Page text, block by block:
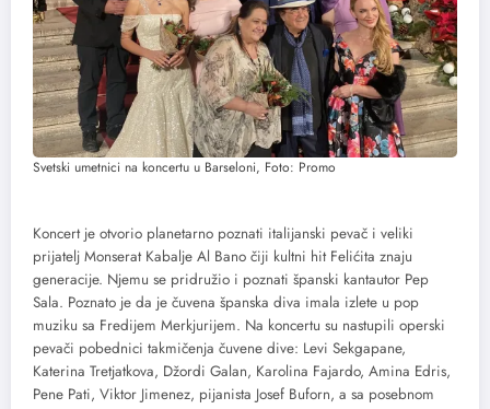
Svetski umetnici na koncertu u Barseloni, Foto: Promo
Koncert je otvorio planetarno poznati italijanski pevač i veliki
prijatelj Monserat Kabalje Al Bano čiji kultni hit Felićita znaju
generacije. Njemu se pridružio i poznati španski kantautor Pep
Sala. Poznato je da je čuvena španska diva imala izlete u pop
muziku sa Fredijem Merkjurijem. Na koncertu su nastupili operski
pevači pobednici takmičenja čuvene dive: Levi Sekgapane,
Katerina Tretjatkova, Džordi Galan, Karolina Fajardo, Amina Edris,
Pene Pati, Viktor Jimenez, pijanista Josef Buforn, a sa posebnom